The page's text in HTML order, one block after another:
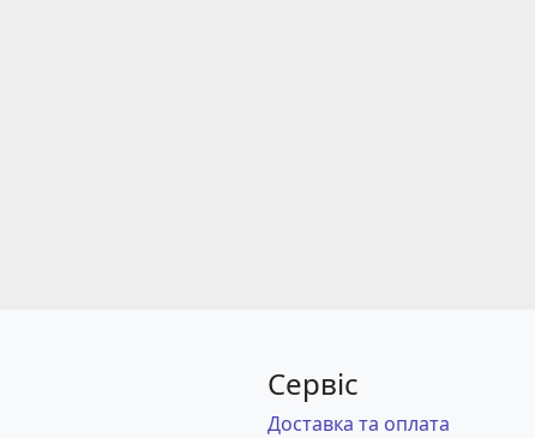
Сервіс
Доставка та оплата